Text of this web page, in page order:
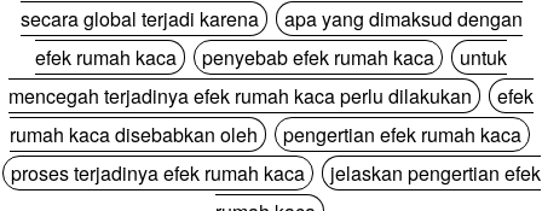
secara global terjadi karena
apa yang dimaksud dengan
efek rumah kaca
penyebab efek rumah kaca
untuk
mencegah terjadinya efek rumah kaca perlu dilakukan
efek
rumah kaca disebabkan oleh
pengertian efek rumah kaca
proses terjadinya efek rumah kaca
jelaskan pengertian efek